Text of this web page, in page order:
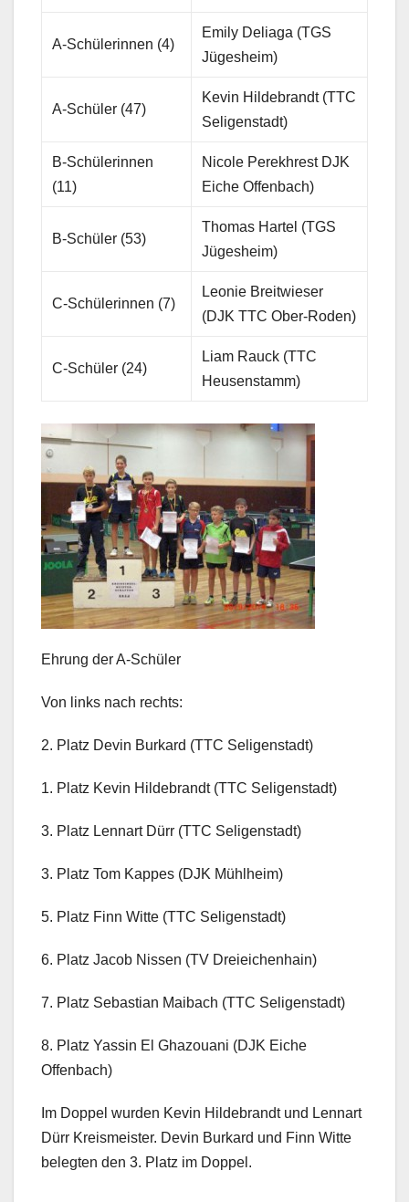
A-Schülerinnen (4)
Emily Deliaga (TGS
Jügesheim)
A-Schüler (47)
Kevin Hildebrandt (TTC
Seligenstadt)
B-Schülerinnen
(11)
Nicole Perekhrest DJK
Eiche Offenbach)
B-Schüler (53)
Thomas Hartel (TGS
Jügesheim)
C-Schülerinnen (7)
Leonie Breitwieser
(DJK TTC Ober-Roden)
C-Schüler (24)
Liam Rauck (TTC
Heusenstamm)
Ehrung der A-Schüler
Von links nach rechts:
2. Platz Devin Burkard (TTC Seligenstadt)
1. Platz Kevin Hildebrandt (TTC Seligenstadt)
3. Platz Lennart Dürr (TTC Seligenstadt)
3. Platz Tom Kappes (DJK Mühlheim)
5. Platz Finn Witte (TTC Seligenstadt)
6. Platz Jacob Nissen (TV Dreieichenhain)
7. Platz Sebastian Maibach (TTC Seligenstadt)
8. Platz Yassin El Ghazouani (DJK Eiche
Offenbach)
Im Doppel wurden Kevin Hildebrandt und Lennart
Dürr Kreismeister. Devin Burkard und Finn Witte
belegten den 3. Platz im Doppel.